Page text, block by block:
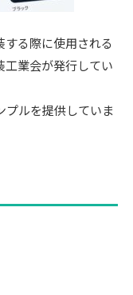
る際に使用される
工業会が発行してい
プルを提供していま